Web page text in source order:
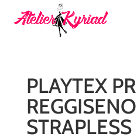
PLAYTEX
REGGISENO
STRAPLESS